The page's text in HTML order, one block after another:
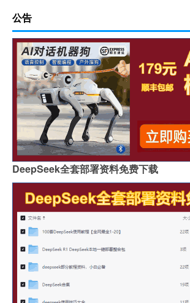
公告
DeepSeek全套部署资料免费下载